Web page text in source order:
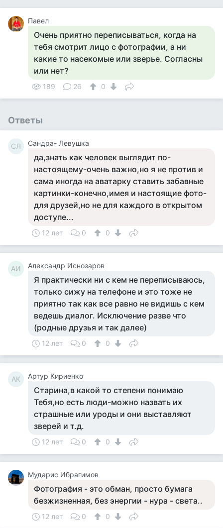
Павел
Очень приятно переписываться, когда на
тебя смотрит лицо с фотографии, а ни
какие то насекомые или зверье. Согласны
или нет?
189 26 0
Ответы
СЛ Сандра- Левушка
да,знать как человек выглядит по-
настоящему-очень важно,но я не против и
сама иногда на аватарку ставить забавные
картинки-конечно,имея и настоящие фото-
для друзей,но не для каждого в открытом
доступе...
12 лет 0 0
АИ Александр Иснозаров
Я практически ни с кем не переписываюсь,
только сижу на телефоне и это тоже не
приятно так как все равно не видишь с кем
ведешь диалог. Исключение разве что
(родные друзья и так далее)
12 лет 0 0
АК Артур Кириенко
Старина,в какой то степени понимаю
Тебя,но есть люди-можно назвать их
страшные или уроды и они выставляют
зверей и т.д.
12 лет 0 0
Мударис Ибрагимов
Фотография - это обман, просто бумага
безжизненная, без энергии - нура - света..
12 лет 0 0